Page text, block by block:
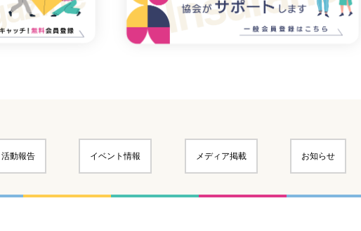
活動報告 イベント情報 メディア掲載 お知らせ